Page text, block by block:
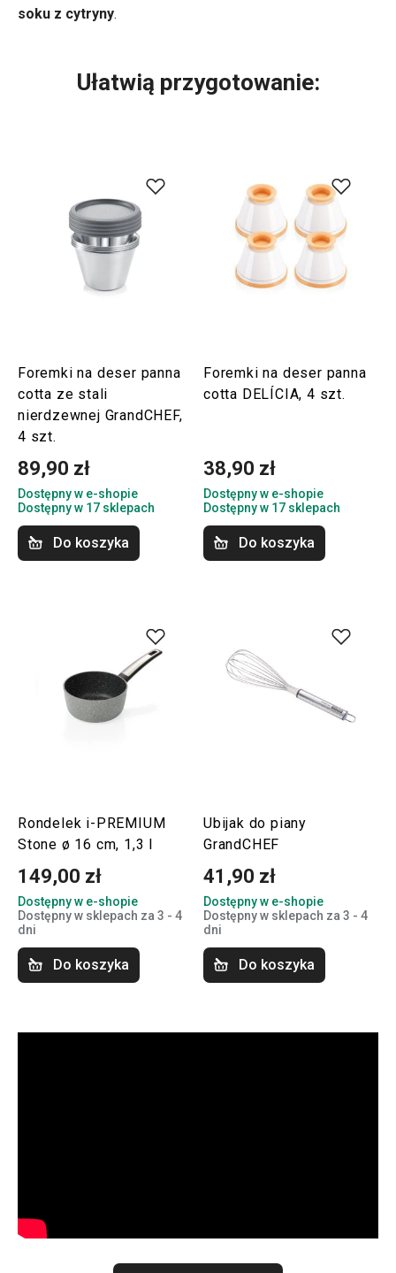
soku z cytryny.
Ułatwią przygotowanie:
Foremki na deser panna
cotta ze stali
nierdzewnej GrandCHEF,
4 szt.
89,90 zł
Dostępny w e-shopie
Dostępny w 17 sklepach
Do koszyka
Foremki na deser panna
cotta DELÍCIA, 4 szt.
38,90 zł
Dostępny w e-shopie
Dostępny w 17 sklepach
Do koszyka
Rondelek i-PREMIUM
Stone ø 16 cm, 1,3 l
149,00 zł
Dostępny w e-shopie
Dostępny w sklepach za 3 - 4
dni
Do koszyka
Ubijak do piany
GrandCHEF
41,90 zł
Dostępny w e-shopie
Dostępny w sklepach za 3 - 4
dni
Do koszyka